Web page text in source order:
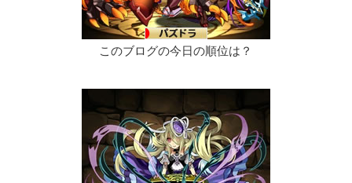
このブログの今日の順位は？